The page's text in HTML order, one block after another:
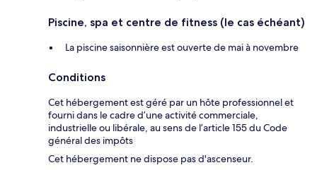
Piscine, spa et centre de fitness (le cas échéant)
La piscine saisonnière est ouverte de mai à novembre
Conditions
Cet hébergement est géré par un hôte professionnel et
fourni dans le cadre d’une activité commerciale,
industrielle ou libérale, au sens de l’article 155 du Code
général des impôts
Cet hébergement ne dispose pas d'ascenseur.